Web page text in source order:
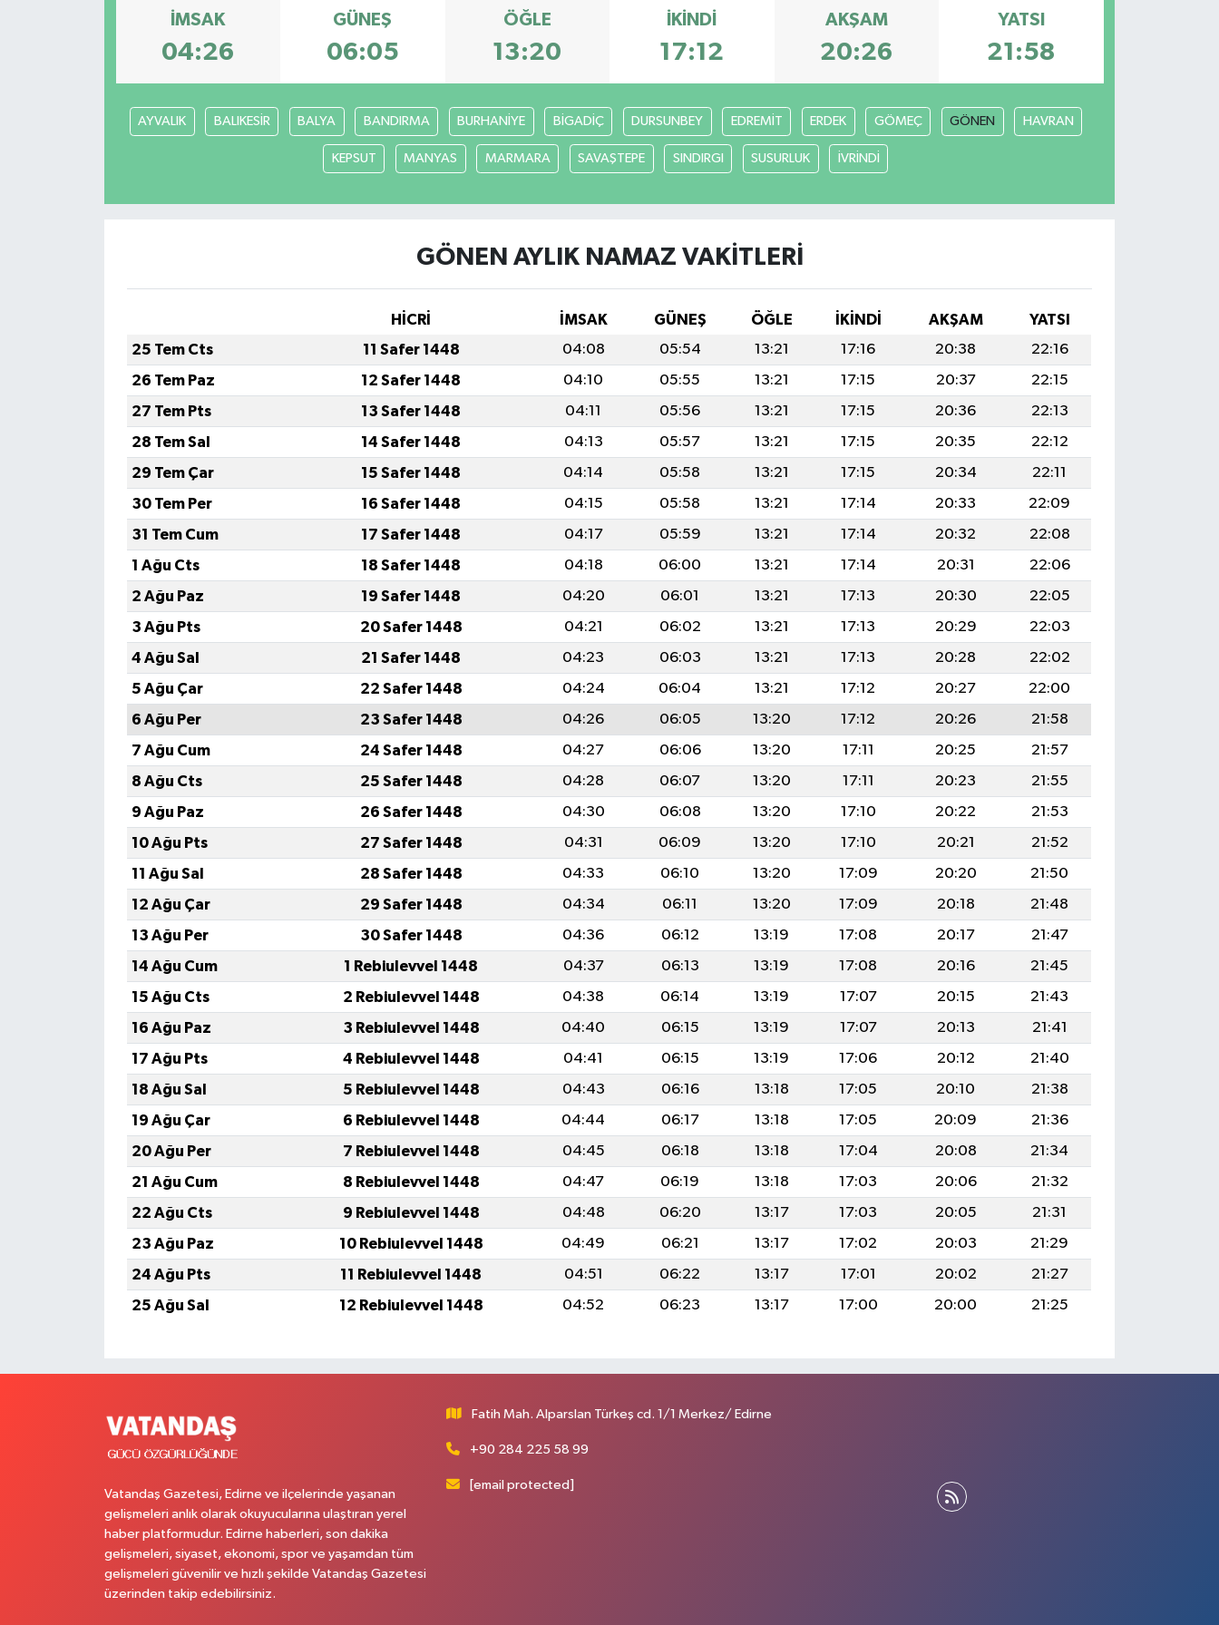
İMSAK
04:26
GÜNEŞ
06:05
ÖĞLE
13:20
İKINDI
17:12
AKŞAM
20:26
YATSI
21:58
AYVALIK BALIKESİR BALYA BANDIRMA BURHANİYE BİGADİÇ DURSUNBEY EDREMİT ERDEK GÖMEÇ GÖNEN HAVRAN
KEPSUT MANYAS MARMARA SAVAŞTEPE SINDIRGI SUSURLUK İVRİNDİ
GÖNEN AYLIK NAMAZ VAKITLERI
HİCRİ İMSAK GÜNEŞ ÖĞLE İKINDI AKŞAM
YATSI
25 Tem Cts
11 Safer 1448 04:08 05:54 13:21 17:16 20:38
22:16
26 Tem Paz
12 Safer 1448 04:10 05:55 13:21 17:15 20:37
22:15
27 Tem Pts
13 Safer 1448 04:11 05:56 13:21 17:15 20:36
22:13
28 Tem Sal
14 Safer 1448 04:13 05:57 13:21 17:15 20:35
22:12
29 Tem Çar
15 Safer 1448 04:14 05:58 13:21 17:15 20:34
22:11
30 Tem Per
16 Safer 1448 04:15 05:58 13:21 17:14 20:33
22:09
31 Tem Cum
17 Safer 1448 04:17 05:59 13:21 17:14 20:32
22:08
1 Ağu Cts
18 Safer 1448 04:18 06:00 13:21 17:14 20:31
22:06
2 Ağu Paz
19 Safer 1448 04:20 06:01 13:21 17:13 20:30
22:05
3 Ağu Pts
20 Safer 1448 04:21 06:02 13:21 17:13 20:29
22:03
4 Ağu Sal
21 Safer 1448 04:23 06:03 13:21 17:13 20:28
22:02
5 Ağu Çar
22 Safer 1448 04:24 06:04 13:21 17:12 20:27
22:00
6 Ağu Per
23 Safer 1448 04:26 06:05 13:20 17:12 20:26
21:58
7 Ağu Cum
24 Safer 1448 04:27 06:06 13:20 17:11 20:25
21:57
8 Ağu Cts
25 Safer 1448 04:28 06:07 13:20 17:11 20:23
21:55
9 Ağu Paz
26 Safer 1448 04:30 06:08 13:20 17:10 20:22
21:53
10 Ağu Pts
27 Safer 1448 04:31 06:09 13:20 17:10 20:21
21:52
11 Ağu Sal
28 Safer 1448 04:33 06:10 13:20 17:09 20:20
21:50
12 Ağu Çar
29 Safer 1448 04:34 06:11 13:20 17:09 20:18
21:48
13 Ağu Per
30 Safer 1448 04:36 06:12 13:19 17:08 20:17
21:47
14 Ağu Cum
1 Rebiulevvel 1448 04:37 06:13 13:19 17:08 20:16
21:45
15 Ağu Cts
2 Rebiulevvel 1448 04:38 06:14 13:19 17:07 20:15
21:43
16 Ağu Paz
3 Rebiulevvel 1448 04:40 06:15 13:19 17:07 20:13
21:41
17 Ağu Pts
4 Rebiulevvel 1448 04:41 06:15 13:19 17:06 20:12
21:40
18 Ağu Sal
5 Rebiulevvel 1448 04:43 06:16 13:18 17:05 20:10
21:38
19 Ağu Çar
6 Rebiulevvel 1448 04:44 06:17 13:18 17:05 20:09
21:36
20 Ağu Per
7 Rebiulevvel 1448 04:45 06:18 13:18 17:04 20:08
21:34
21 Ağu Cum
8 Rebiulevvel 1448 04:47 06:19 13:18 17:03 20:06
21:32
22 Ağu Cts
9 Rebiulevvel 1448 04:48 06:20 13:17 17:03 20:05
21:31
23 Ağu Paz
10 Rebiulevvel 1448 04:49 06:21 13:17 17:02 20:03
21:29
24 Ağu Pts
11 Rebiulevvel 1448 04:51 06:22 13:17 17:01 20:02
21:27
25 Ağu Sal
12 Rebiulevvel 1448 04:52 06:23 13:17 17:00 20:00 21:25
Vatandaş Gazetesi, Edirne ve ilçelerinde yaşanan
gelişmeleri anlık olarak okuyucularına ulaştıran yerel
haber platformudur. Edirne haberleri, son dakika
gelişmeleri, siyaset, ekonomi, spor ve yaşamdan tüm
gelişmeleri güvenilir ve hızlı şekilde Vatandaş Gazetesi
üzerinden takip edebilirsiniz.
Fatih Mah. Alparslan Türkeş cd. 1/1 Merkez/ Edirne
+90 284 225 58 99
[email protected]